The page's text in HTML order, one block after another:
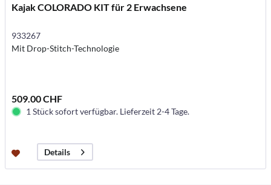
Kajak COLORADO KIT für 2 Erwachsene
933267
Mit Drop-Stitch-Technologie
509.00 CHF
1 Stück sofort verfügbar. Lieferzeit 2-4 Tage.
Details